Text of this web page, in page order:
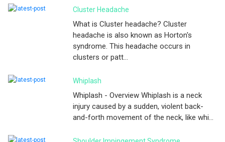
Cluster Headache
What is Cluster headache? Cluster
headache is also known as Horton's
syndrome. This headache occurs in
clusters or patt...
Whiplash
Whiplash - Overview Whiplash is a neck
injury caused by a sudden, violent back-
and-forth movement of the neck, like whi...